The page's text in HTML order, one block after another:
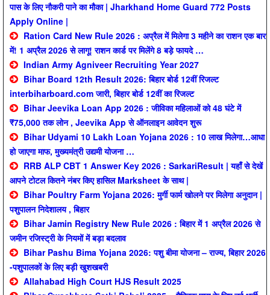
पास के लिए नौकरी पाने का मौका | Jharkhand Home Guard 772 Posts
Apply Online |
Ration Card New Rule 2026 : अप्रैल में मिलेगा 3 महीने का राशन एक बार
में! 1 अप्रैल 2026 से लागू! राशन कार्ड पर मिलेंगे 8 बड़े फायदे …
Indian Army Agniveer Recruiting Year 2027
Bihar Board 12th Result 2026: बिहार बोर्ड 12वीं रिजल्ट
interbiharboard.com जारी, बिहार बोर्ड 12वीं का रिजल्ट
Bihar Jeevika Loan App 2026 : जीविका महिलाओं को 48 घंटे में
₹75,000 तक लोन , Jeevika App से ऑनलाइन आवेदन शुरू
Bihar Udyami 10 Lakh Loan Yojana 2026 : 10 लाख मिलेगा…आधा
हो जाएगा माफ, मुख्यमंत्री उद्यमी योजना …
RRB ALP CBT 1 Answer Key 2026 : SarkariResult | यहाँ से देखें
आपने टोटल कितने नंबर किए हासिल Marksheet के साथ |
Bihar Poultry Farm Yojana 2026: मुर्गी फार्म खोलने पर मिलेगा अनुदान |
पशुपालन निदेशालय , बिहार
Bihar Jamin Registry New Rule 2026 : बिहार में 1 अप्रैल 2026 से
जमीन रजिस्ट्री के नियमों में बड़ा बदलाव
Bihar Pashu Bima Yojana 2026: पशु बीमा योजना – राज्य, बिहार 2026
-पशुपालकों के लिए बड़ी खुशखबरी
Allahabad High Court HJS Result 2025